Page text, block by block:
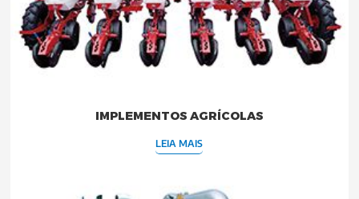
IMPLEMENTOS AGRÍCOLAS
LEIA MAIS